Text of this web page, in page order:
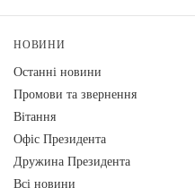
НОВИНИ
Останні новини
Промови та звернення
Вiтання
Офіс Президента
Дружина Президента
Всі новини